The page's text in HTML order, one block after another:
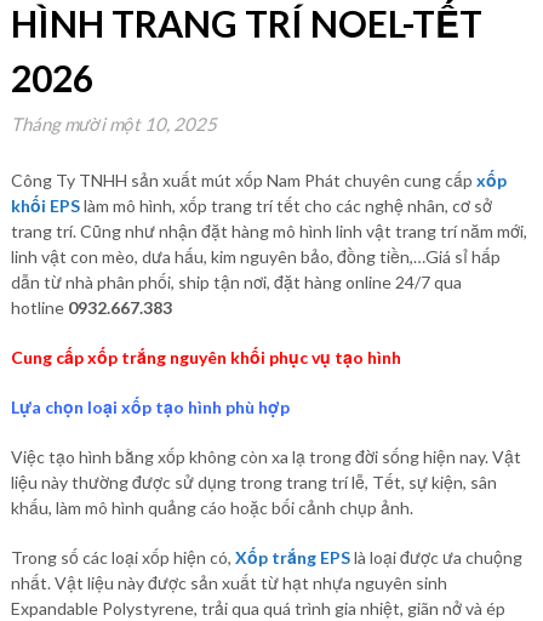
HÌNH TRANG TRÍ NOEL-TẾT
2026
Tháng mười một 10, 2025
Công Ty TNHH sản xuất mút xốp Nam Phát chuyên cung cấp xốp
khối EPSlàm mô hình, xốp trang trí tết cho các nghệ nhân, cơ sở
trang trí. Cũng như nhận đặt hàng mô hình linh vật trang trí năm mới,
linh vật con mèo, dưa hấu, kim nguyên bảo, đồng tiền,…Giá sỉ hấp
dẫn từ nhà phân phối, ship tận nơi, đặt hàng online 24/7 qua
hotline 0932.667.383
Cung cấp xốp trắng nguyên khối phục vụ tạo hình
Lựa chọn loại xốp tạo hình phù hợp
Việc tạo hình bằng xốp không còn xa lạ trong đời sống hiện nay. Vật
liệu này thường được sử dụng trong trang trí lễ, Tết, sự kiện, sân
khấu, làm mô hình quảng cáo hoặc bối cảnh chụp ảnh.
Trong số các loại xốp hiện có, Xốp trắng EPSlà loại được ưa chuộng
nhất. Vật liệu này được sản xuất từ hạt nhựa nguyên sinh
Expandable Polystyrene, trải qua quá trình gia nhiệt, giãn nở và ép